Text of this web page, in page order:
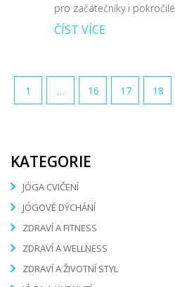
pro začátečníky i pokročilé.
ČÍST VÍCE
1 … 16 17 18
KATEGORIE
JÓGA CVIČENÍ
JÓGOVÉ DÝCHÁNÍ
ZDRAVÍ A FITNESS
ZDRAVÍ A WELLNESS
ZDRAVÍ A ŽIVOTNÍ STYL